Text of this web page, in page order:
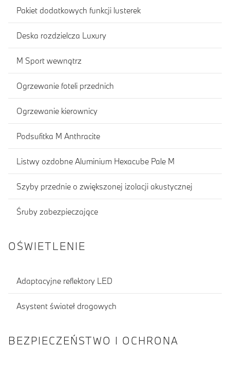
Pakiet dodatkowych funkcji lusterek
Deska rozdzielcza Luxury
M Sport wewnątrz
Ogrzewanie foteli przednich
Ogrzewanie kierownicy
Podsufitka M Anthracite
Listwy ozdobne Aluminium Hexacube Pale M
Szyby przednie o zwiększonej izolacji akustycznej
Śruby zabezpieczające
OŚWIETLENIE
Adaptacyjne reflektory LED
Asystent świateł drogowych
BEZPIECZEŃSTWO I OCHRONA